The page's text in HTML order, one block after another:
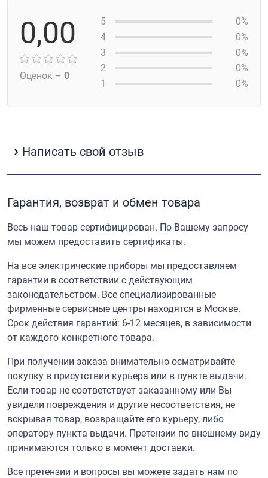
0,00
Оценок – 0
5
0%
4
0%
3
0%
2
0%
1
0%
Написать свой отзыв
Гарантия, возврат и обмен товара
Весь наш товар сертифицирован. По Вашему запросу
мы можем предоставить сертификаты.
На все электрические приборы мы предоставляем
гарантии в соответствии с действующим
законодательством. Все специализированные
фирменные сервисные центры находятся в Москве.
Срок действия гарантий: 6-12 месяцев, в зависимости
от каждого конкретного товара.
При получении заказа внимательно осматривайте
покупку в присутствии курьера или в пункте выдачи.
Если товар не соответствует заказанному или Вы
увидели повреждения и другие несоответствия, не
вскрывая товар, возвращайте его курьеру, либо
оператору пункта выдачи. Претензии по внешнему виду
принимаются только в момент доставки.
Все претензии и вопросы вы можете задать нам по